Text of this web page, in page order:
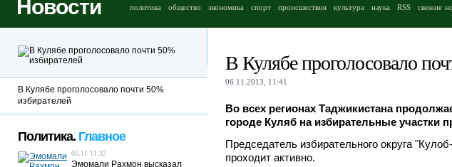
Новости политика общество экономика спорт происшествия культура наука RSS свежие
В Кулябе проголосовало
06.11.2013, 11:41
Во всех регионах Таджикистана
городе Куляб на избирательные участки
Председатель избирательного округа
проходит активно.
В Кулябе проголосовало почти 50%
избирателей
Политика. Главное
05.11 11:32
Эмомали Рахмон высказал